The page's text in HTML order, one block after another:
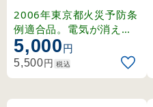
東京都条例適合品 非常
口・左矢印 (68042)
2006年東京都火災予防条
例適合品。電気が消えて
も長時間光り、地下鉄駅
舎などの避難誘導をサポ
ートします。
5,000円
5,500円 税込